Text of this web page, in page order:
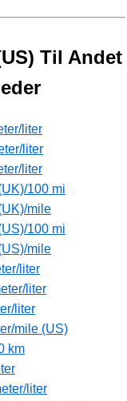
Til Andet
liter
liter
liter
100 mi
mile
100 mi
mile
liter
liter
liter
mile (US)
km
liter